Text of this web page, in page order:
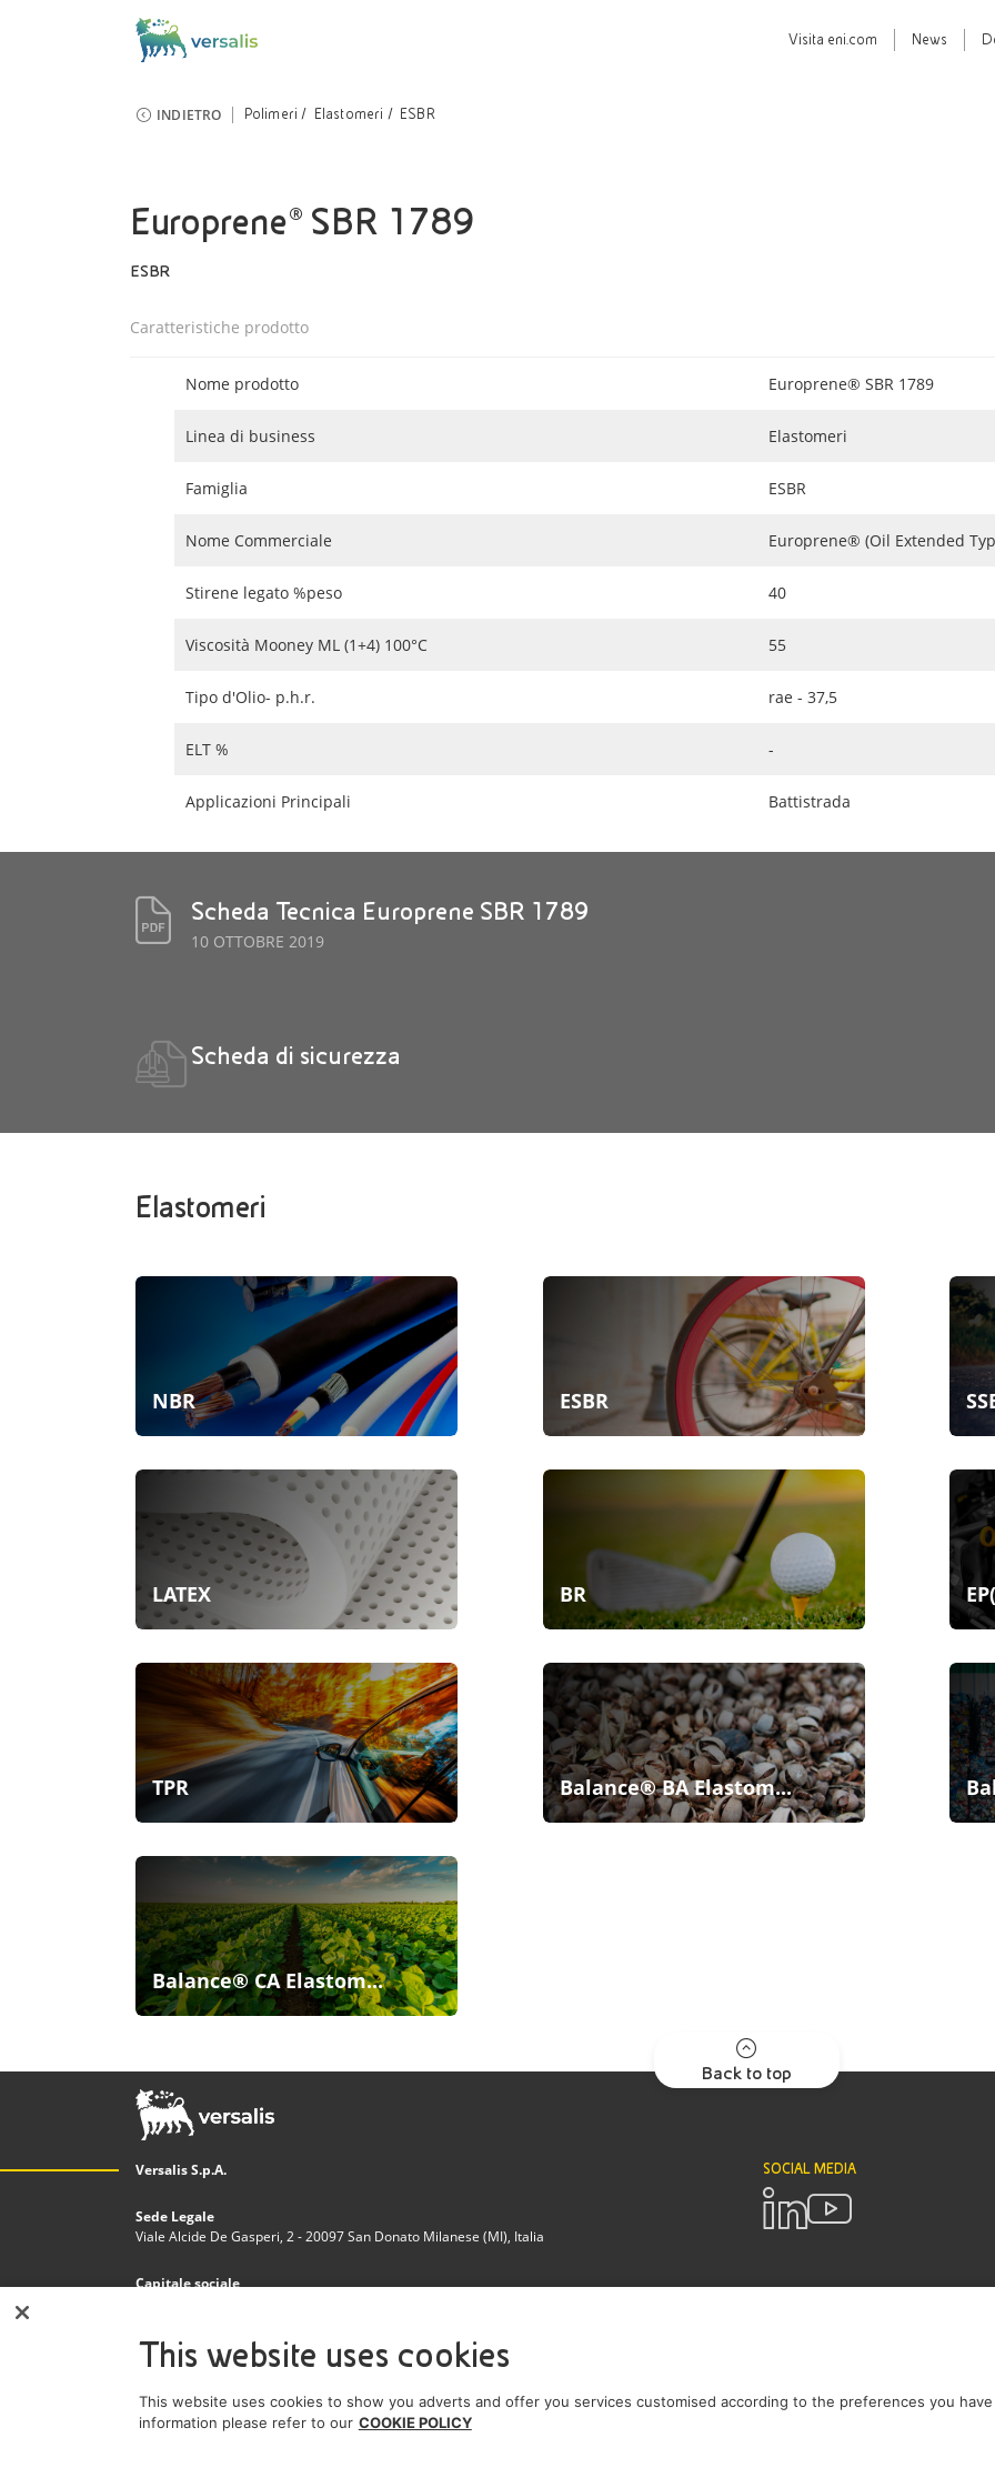
Visita eni.com News
INDIETRO Polimeri Elastomeri ESBR
Europrene® SBR 1789
ESBR
Caratteristiche prodotto
Nome prodotto Europrene® SBR 1789
Linea di business Elastomeri
Famiglia ESBR
Nome Commerciale Europrene® (Oil Extended
Stirene legato %peso 40
Viscosità Mooney ML (1+4) 100°C 55
Tipo d'Olio- p.h.r. rae - 37,5
ELT % -
Applicazioni Principali Battistrada
Scheda Tecnica Europrene SBR 1789
10 OTTOBRE 2019
Scheda di sicurezza
Elastomeri
NBR ESBR
LATEX BR
TPR Balance® BA Elastom...
Balance® CA Elastom...
Back to top
Versalis S.p.A.
Sede Legale
Viale Alcide De Gasperi, 2 - 20097 San Donato Milanese (MI), Italia
Capitale sociale
Codice Fiscale e Registro Imprese Milano - Monza - Brianza - Lodi
n. 03823300821
Partita IVA
IT 01768800748 - R.E.A. Milano n.1351279
SOCIAL MEDIA
This website uses cookies
This website uses cookies to show you adverts and offer you services customised according to the preferences you
information please refer to our COOKIE POLICY